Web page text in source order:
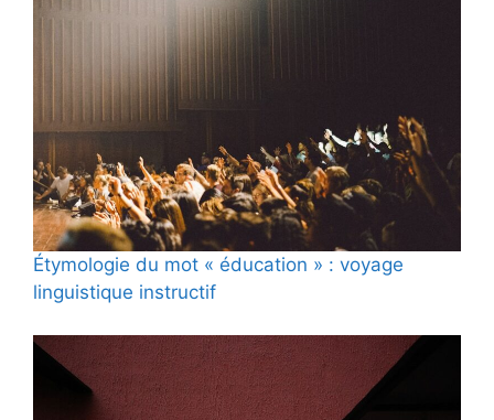
Étymologie du mot « éducation » : voyage
linguistique instructif